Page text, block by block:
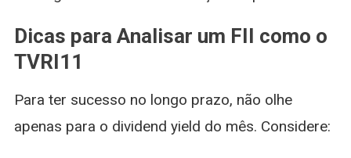
Dicas para Analisar um FII como o
TVRI11
Para ter sucesso no longo prazo, não olhe
apenas para o dividend yield do mês. Considere: